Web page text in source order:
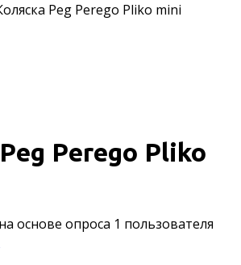
Peg Perego Pliko mini
Perego Pliko
основе опроса 1 пользователя